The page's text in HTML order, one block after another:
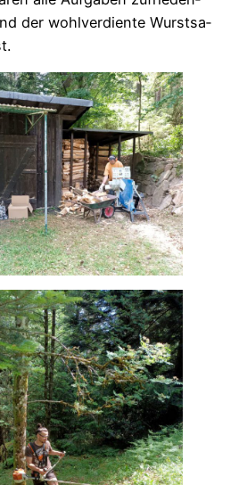
der wohl­ver­dien­te Wurst­sa­